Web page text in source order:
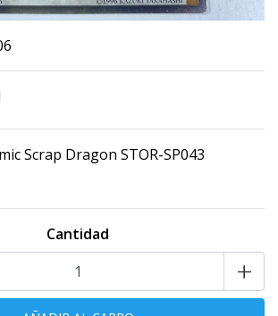
Scrap Dragon STOR-SP043
Cantidad
+